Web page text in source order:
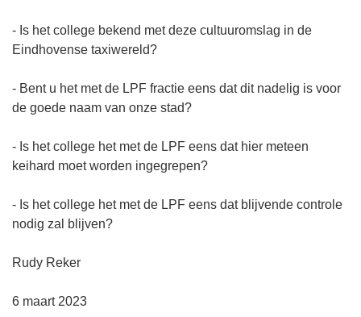
- Is het college bekend met deze cultuuromslag in de
Eindhovense taxiwereld?
- Bent u het met de LPF fractie eens dat dit nadelig is voor
de goede naam van onze stad?
- Is het college het met de LPF eens dat hier meteen
keihard moet worden ingegrepen?
- Is het college het met de LPF eens dat blijvende controle
nodig zal blijven?
Rudy Reker
6 maart 2023